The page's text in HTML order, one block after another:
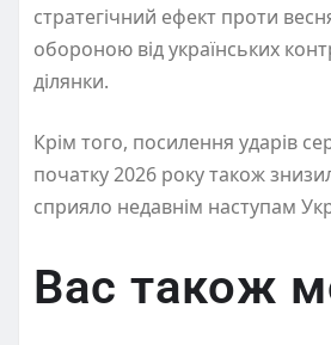
стратегічний ефект проти
обороною від українських
ділянки.
Крім того, посилення ударів
початку 2026 року також
сприяло недавнім наступам
Вас також